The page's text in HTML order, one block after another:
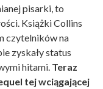
pisarki, to
Książki Collins
czytelników na
zyskały status
hitami. Teraz
tej wciągającej